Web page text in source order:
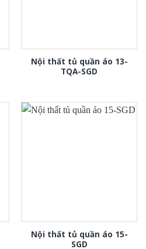
Nội thất tủ quần áo 13-
TQA-SGD
Nội thất tủ quần áo 15-
SGD